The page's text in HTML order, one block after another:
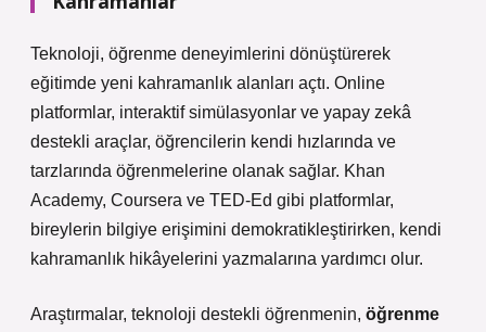
Teknoloji, öğrenme deneyimlerini dönüştürerek
eğitimde yeni kahramanlık alanları açtı. Online
platformlar, interaktif simülasyonlar ve yapay zekâ
destekli araçlar, öğrencilerin kendi hızlarında ve
tarzlarında öğrenmelerine olanak sağlar. Khan
Academy, Coursera ve TED-Ed gibi platformlar,
bireylerin bilgiye erişimini demokratikleştirirken, kendi
kahramanlık hikâyelerini yazmalarına yardımcı olur.
Araştırmalar, teknoloji destekli öğrenmenin, öğrenme